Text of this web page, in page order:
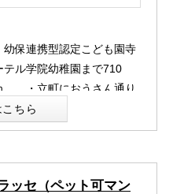
ターホン、防犯カメラな
完備。
も備わっており、忙しい毎
れます。
です。
保連携型認定こども園寺
ル学院幼稚園まで710
・立町におうさん通り
黒髪小学校まで710ｍ
ｍ ・熊本市立必由
校まで681ｍ ・九州ル
坪井中央公園まで76ｍ
ッセ（ペット可マン